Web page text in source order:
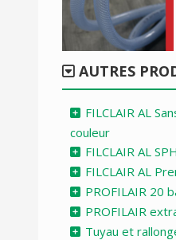
AUTRES
FILCLAIR AL
couleur
FILCLAIR AL
FILCLAIR AL
PROFILAIR 20
PROFILAIR
Tuyau et